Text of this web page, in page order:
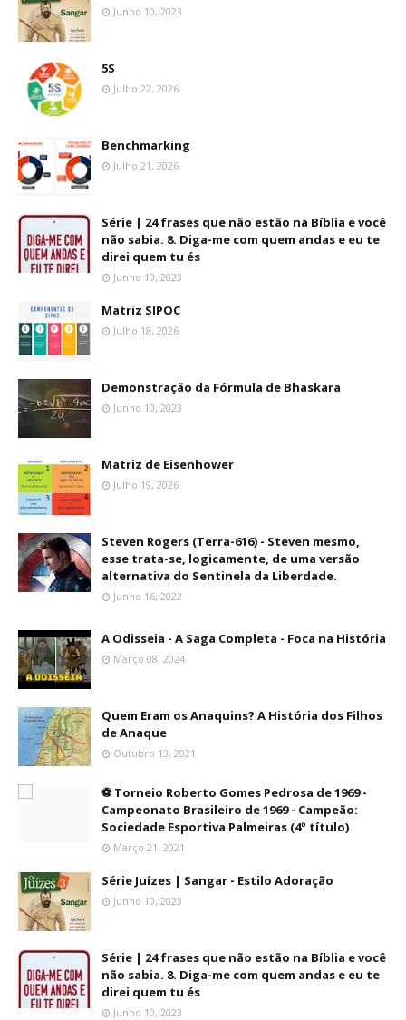
Junho 10, 2023
5S
Julho 22, 2026
Benchmarking
Julho 21, 2026
Série | 24 frases que não estão na Bíblia e você
não sabia. 8. Diga-me com quem andas e eu te
direi quem tu és
Junho 10, 2023
Matriz SIPOC
Julho 18, 2026
Demonstração da Fórmula de Bhaskara
Junho 10, 2023
Matriz de Eisenhower
Julho 19, 2026
Steven Rogers (Terra-616) - Steven mesmo,
esse trata-se, logicamente, de uma versão
alternativa do Sentinela da Liberdade.
Junho 16, 2022
A Odisseia - A Saga Completa - Foca na História
Março 08, 2024
Quem Eram os Anaquins? A História dos Filhos
de Anaque
Outubro 13, 2021
⚽ Torneio Roberto Gomes Pedrosa de 1969 -
Campeonato Brasileiro de 1969 - Campeão:
Sociedade Esportiva Palmeiras (4º título)
Março 21, 2021
Série Juízes | Sangar - Estilo Adoração
Junho 10, 2023
Série | 24 frases que não estão na Bíblia e você
não sabia. 8. Diga-me com quem andas e eu te
direi quem tu és
Junho 10, 2023